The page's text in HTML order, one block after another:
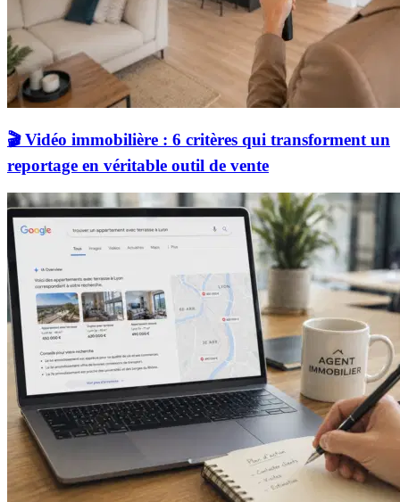
🎬 Vidéo immobilière : 6 critères qui transforment un
reportage en véritable outil de vente